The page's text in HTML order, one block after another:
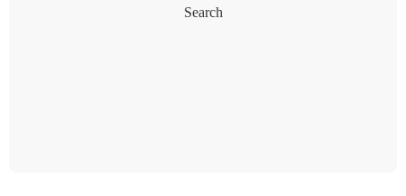
Search